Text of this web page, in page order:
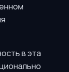
в эта